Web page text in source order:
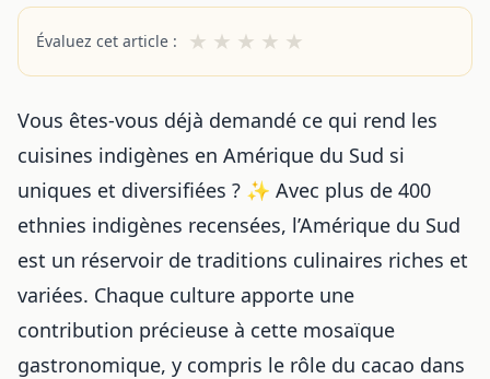
Évaluez cet article : ★ ★ ★ ★ ★
Vous êtes-vous déjà demandé ce qui rend les
cuisines indigènes en Amérique du Sud si
uniques et diversifiées ? ✨ Avec plus de 400
ethnies indigènes recensées, l’Amérique du Sud
est un réservoir de traditions culinaires riches et
variées. Chaque culture apporte une
contribution précieuse à cette mosaïque
gastronomique, y compris le rôle du cacao dans